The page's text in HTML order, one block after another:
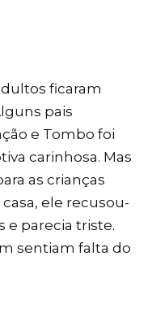
ficaram
pais
e Tombo foi
carinhosa. Mas
as crianças
ele recusou-
e parecia triste.
sentiam falta do